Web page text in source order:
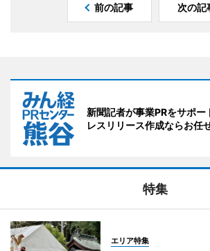
前の記事 次の記
新聞記者が事業PRをサポ
レスリリース作成ならお任
特集
エリア特集